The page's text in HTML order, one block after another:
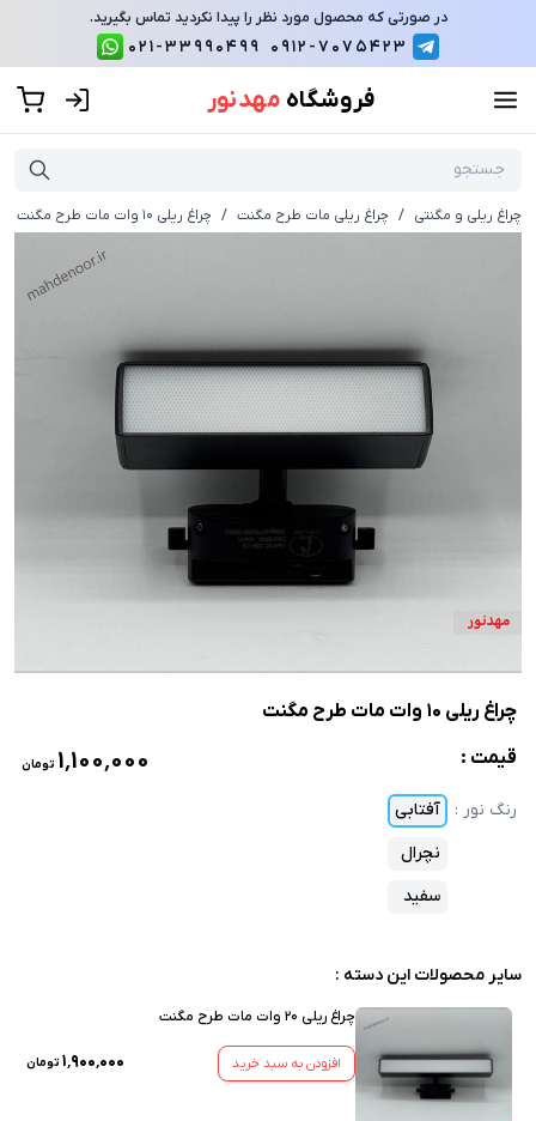
در صورتی که محصول مورد نظر را پیدا نکردید تماس بگیرید.
0912-7075423
021-33990499
فروشگاه مهد نور
چراغ ریلی و مگنتی / چراغ ریلی مات طرح مگنت / چراغ ریلی 10 وات مات طرح مگنت
چراغ ریلی 10 وات مات طرح مگنت
قیمت :
۱٬۱۰۰٬۰۰۰ تومان
رنگ نور :
آفتابی
نچرال
سفید
سایر محصولات این دسته :
چراغ ریلی 20 وات مات طرح مگنت
افزودن به سبد خرید ۱٬۹۰۰٬۰۰۰ تومان